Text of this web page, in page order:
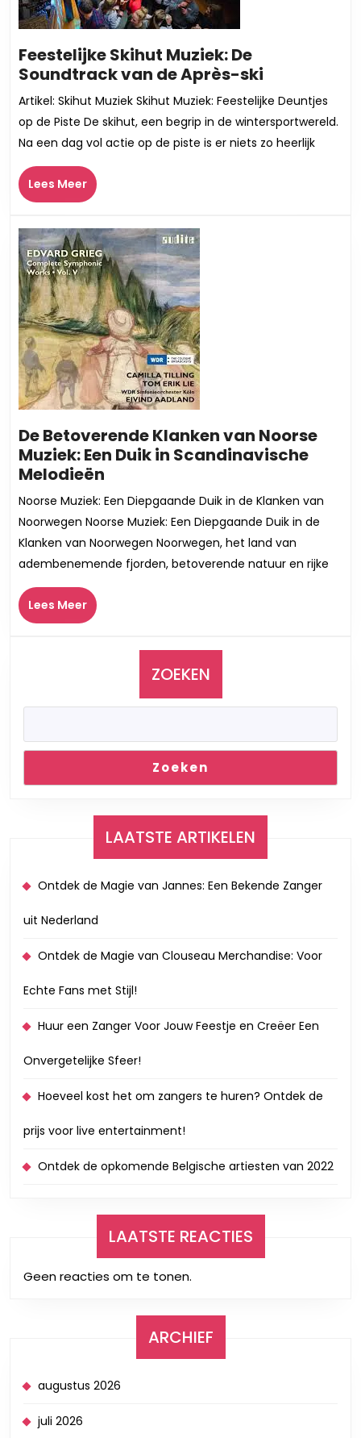
Feestelijke Skihut Muziek: De
Soundtrack van de Après-ski
Skihut
Muziek:
De
Soundtrack
Artikel: Skihut Muziek Skihut Muziek: Feestelijke Deuntjes
op de Piste De skihut, een begrip in de wintersportwereld.
Na een dag vol actie op de piste is er niets zo heerlijk
Lees MeerLees
Meer
De Betoverende Klanken van Noorse
Muziek: Een Duik in Scandinavische
Melodieën
Betoverende
Klanken
van
Noorse
Muziek:
Scandinavische
Melodieën
Noorse Muziek: Een Diepgaande Duik in de Klanken van
Noorwegen Noorse Muziek: Een Diepgaande Duik in de
Klanken van Noorwegen Noorwegen, het land van
adembenemende fjorden, betoverende natuur en rijke
Lees MeerLees
Meer
ZOEKEN
Zoeken
LAATSTE ARTIKELEN
Ontdek de Magie van Jannes: Een Bekende Zanger
uit Nederland
Ontdek de Magie van Clouseau Merchandise: Voor
Echte Fans met Stijl!
Huur een Zanger Voor Jouw Feestje en Creëer Een
Onvergetelijke Sfeer!
Hoeveel kost het om zangers te huren? Ontdek de
prijs voor live entertainment!
Ontdek de opkomende Belgische artiesten van 2022
LAATSTE REACTIES
Geen reacties om te tonen.
ARCHIEF
augustus 2026
juli 2026